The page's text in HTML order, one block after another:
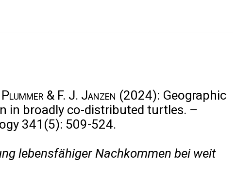
& F. J. Janzen (2024): Geographic
in broadly co-distributed turtles. –
341(5): 509-524.
lebensfähiger Nachkommen bei weit